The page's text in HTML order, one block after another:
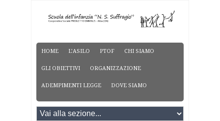
HOME L’ASILO PTOF CHI SIAMO
GLI OBIETTIVI ORGANIZZAZIONE
ADEMPIMENTI LEGGE DOVE SIAMO